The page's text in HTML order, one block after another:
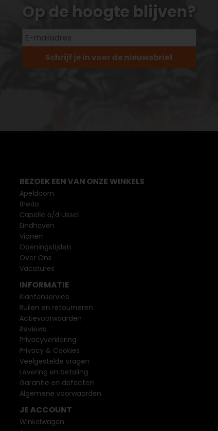
Op de hoogte blijven?
Schrijf je in voor de nieuwsbrief
BEZOEK EEN VAN ONZE WINKELS
Apeldoorn
Breda
Capelle a/d IJssel
Eindhoven
Vianen
Openingstijden
Over Ons
Vacatures
INFORMATIE
Klantenservice
Ruilen en retourneren
Actievoorwaarden
Reviews
Privacyverklaring
Privacy & Cookies
Veelgestelde vragen
Levering en betaling
Garantie en defecten
Algemene voorwaarden
JE ACCOUNT
Winkelwagen